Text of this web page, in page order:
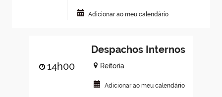
Adicionar ao meu calendário
14h00
Despachos Internos
Reitoria
Adicionar ao meu calendário